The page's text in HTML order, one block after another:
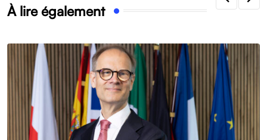
À lire également